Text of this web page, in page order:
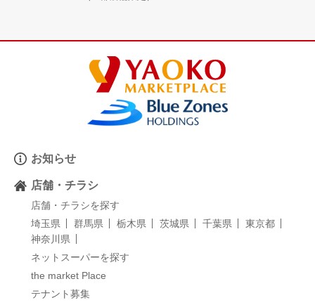
お知らせ
店舗・チラシ
店舗・チラシを探す
埼玉県
群馬県 栃木県 茨城県 千葉県
東京都
神奈川県
ネットスーパーを探す
the market Place
テナント募集